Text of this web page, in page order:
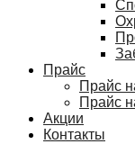
Прайс
Прайс
Прайс
Акции
Контакты